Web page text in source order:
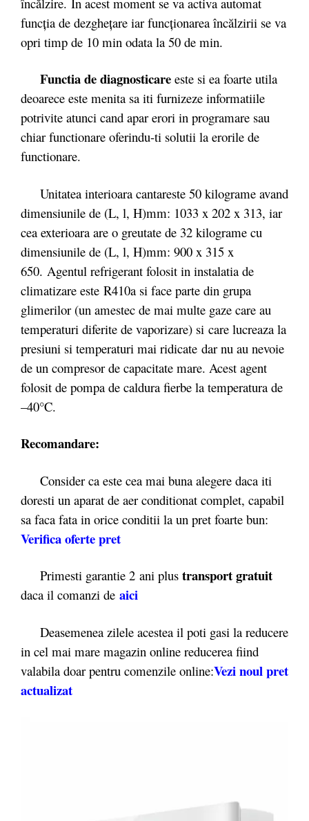
funcţia de dezgheţare iar funcţionarea încălzirii se va
opri timp de 10 min odata la 50 de min.
Functia de diagnosticare este si ea foarte utila
deoarece este menita sa iti furnizeze informatiile
potrivite atunci cand apar erori in programare sau
chiar functionare oferindu-ti solutii la erorile de
functionare.
Unitatea interioara cantareste 50 kilograme avand
dimensiunile de (L, l, H)mm: 1033 x 202 x 313, iar
cea exterioara are o greutate de 32 kilograme cu
dimensiunile de (L, l, H)mm: 900 x 315 x
650. Agentul refrigerant folosit in instalatia de
climatizare este R410a si face parte din grupa
glimerilor (un amestec de mai multe gaze care au
temperaturi diferite de vaporizare) si care lucreaza la
presiuni si temperaturi mai ridicate dar nu au nevoie
de un compresor de capacitate mare. Acest agent
folosit de pompa de caldura fierbe la temperatura de
–40°C.
Recomandare:
Consider ca este cea mai buna alegere daca iti
doresti un aparat de aer conditionat complet, capabil
sa faca fata in orice conditii la un pret foarte bun:
Verifica oferte pret
Primesti garantie 2 ani plus transport gratuit
daca il comanzi de aici
Deasemenea zilele acestea il poti gasi la reducere
in cel mai mare magazin online reducerea fiind
valabila doar pentru comenzile online:Vezi noul pret
actualizat